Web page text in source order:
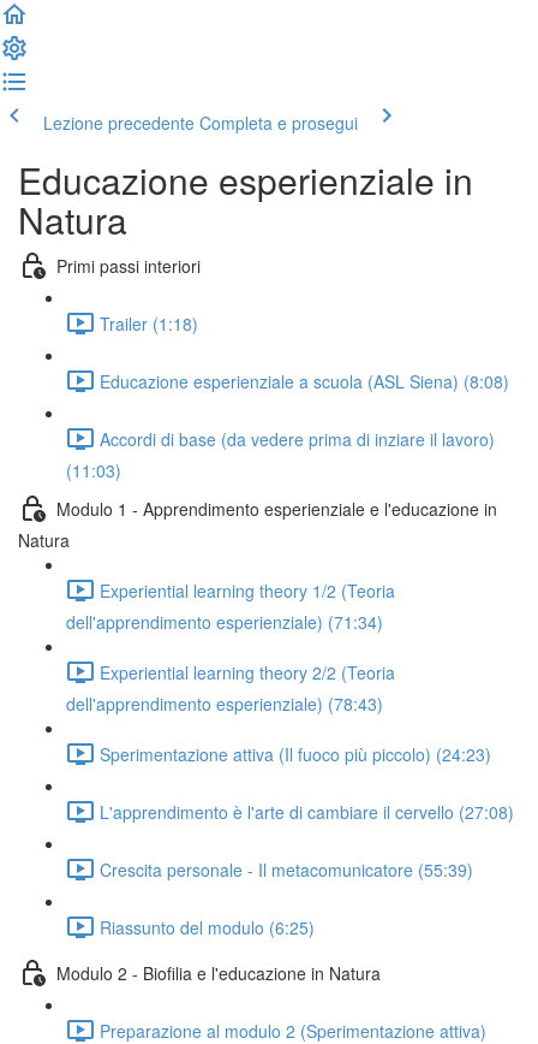
Lezione precedente Completa e prosegui
Educazione esperienziale in
Natura
Primi passi interiori
Trailer (1:18)
Educazione esperienziale a scuola (ASL Siena) (8:08)
Accordi di base (da vedere prima di inziare il lavoro)
(11:03)
Modulo 1 - Apprendimento esperienziale e l'educazione in
Natura
Experiential learning theory 1/2 (Teoria
dell'apprendimento esperienziale) (71:34)
Experiential learning theory 2/2 (Teoria
dell'apprendimento esperienziale) (78:43)
Sperimentazione attiva (Il fuoco più piccolo) (24:23)
L'apprendimento è l'arte di cambiare il cervello (27:08)
Crescita personale - Il metacomunicatore (55:39)
Riassunto del modulo (6:25)
Modulo 2 - Biofilia e l'educazione in Natura
Preparazione al modulo 2 (Sperimentazione attiva)